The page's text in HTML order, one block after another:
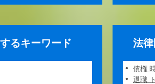
るキーワード 法
債権
退職